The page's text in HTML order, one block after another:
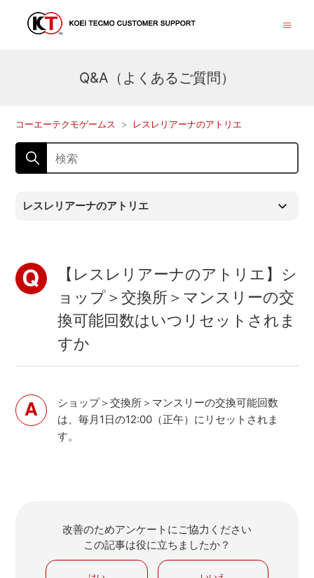
Q&A（よくあるご質問）
コーエーテクモゲームス レスレリアーナのアトリエ
レスレリアーナのアトリエ
【レスレリアーナのアトリエ】シ
ョップ＞交換所＞マンスリーの交
換可能回数はいつリセットされま
すか
ショップ＞交換所＞マンスリーの交換可能回数
は、毎月1日の12:00（正午）にリセットされま
す。
改善のためアンケートにご協力ください
この記事は役に立ちましたか？